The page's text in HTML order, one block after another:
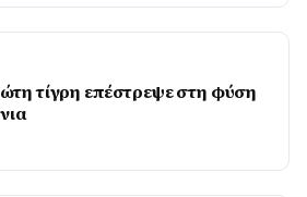
τίγρη επέστρεψε στη φύση